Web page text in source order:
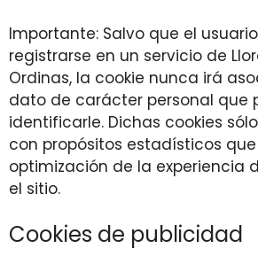
Importante: Salvo que el
registrarse en un servicio de
Ordinas, la cookie nunca irá
dato de carácter personal que
identificarle. Dichas cookies
con propósitos estadísticos
optimización de la experiencia
el sitio.
Cookies de publicidad